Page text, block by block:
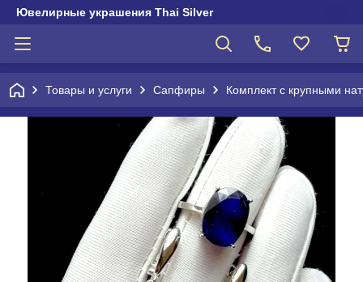
Ювелирные украшения Thai Silver
Товары и услуги Сапфиры Комплект с крупными